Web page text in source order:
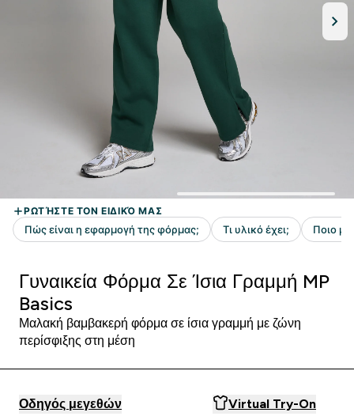
Γυναικεία Φόρμα Σε Ίσια Γραμμή MP
Basics
Μαλακή βαμβακερή φόρμα σε ίσια γραμμή με ζώνη
περίσφιξης στη μέση
Οδηγός μεγεθών Virtual Try-On